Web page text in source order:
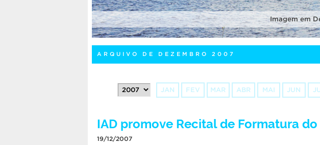
Imagem em
ARQUIVO DE DEZEMBRO 2007
JAN FEV MAR ABR MAI JUN
IAD promove Recital de Formatura
19/12/2007